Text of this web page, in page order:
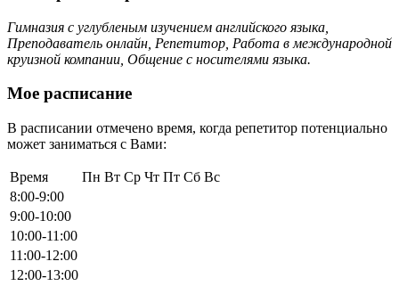
Гимназия с углубленым изучением английского языка,
Преподаватель онлайн, Репетитор, Работа в международной
круизной компании, Общение с носителями языка.
Мое расписание
В расписании отмечено время, когда репетитор потенциально
может заниматься с Вами:
Время Пн Вт Ср Чт Пт Сб Вс
8:00-9:00
9:00-10:00
10:00-11:00
11:00-12:00
12:00-13:00